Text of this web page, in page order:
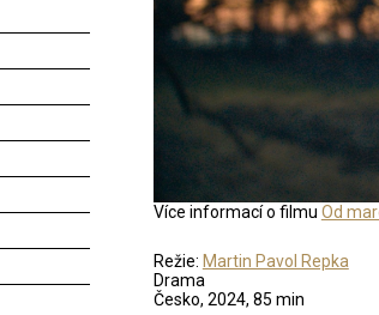
Více informací o filmu Od
Režie: Martin Pavol Repka
Drama
Česko, 2024, 85 min